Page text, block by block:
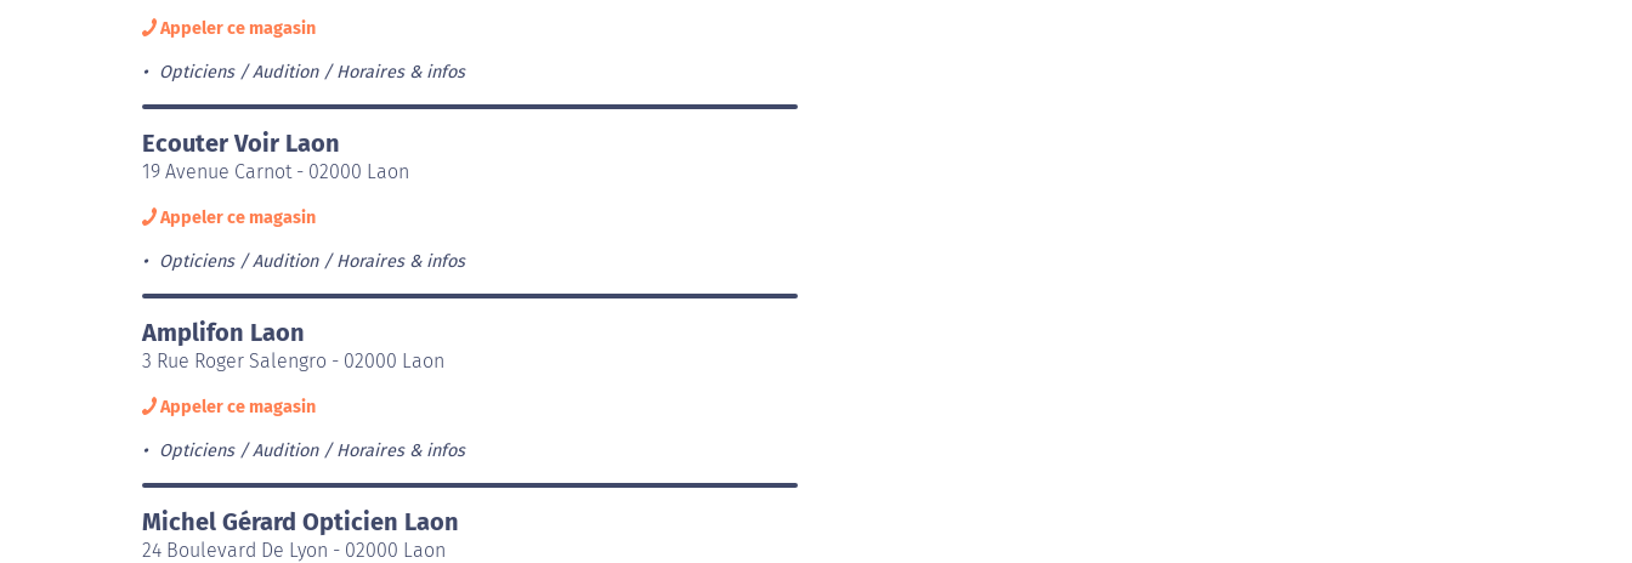
Appeler ce magasin
Opticiens / Audition Horaires & infos
Ecouter Voir Laon
19 Avenue Carnot - 02000 Laon
Appeler ce magasin
Opticiens / Audition Horaires & infos
Amplifon Laon
3 Rue Roger Salengro - 02000 Laon
Appeler ce magasin
Opticiens / Audition Horaires & infos
Michel Gérard Opticien Laon
24 Boulevard De Lyon - 02000 Laon